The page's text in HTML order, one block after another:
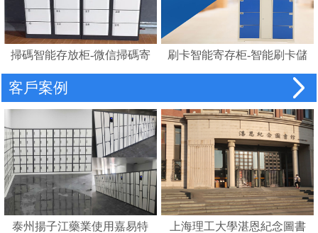
掃碼智能存放柜-微信掃碼寄
存柜
刷卡智能寄存柜-智能刷卡儲
物柜 IC卡電子感應自助存包
柜
客戶案例
泰州揚子江藥業使用嘉易特
上海理工大學湛恩紀念圖書